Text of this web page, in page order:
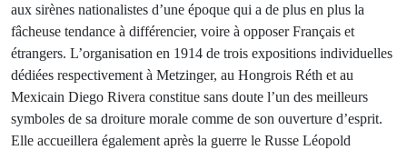
aux sirènes nationalistes d’une époque qui a de plus en plus la
fâcheuse tendance à différencier, voire à opposer Français et
étrangers. L’organisation en 1914 de trois expositions individuelles
dédiées respectivement à Metzinger, au Hongrois Réth et au
Mexicain Diego Rivera constitue sans doute l’un des meilleurs
symboles de sa droiture morale comme de son ouverture d’esprit.
Elle accueillera également après la guerre le Russe Léopold